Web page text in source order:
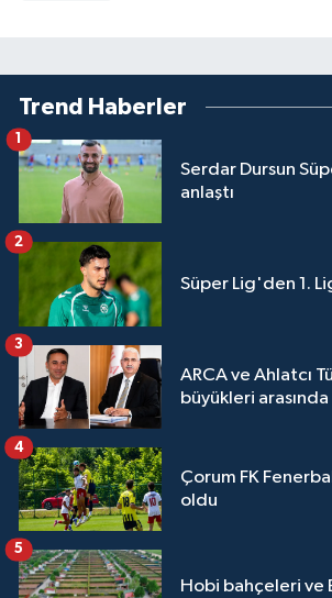
Trend Haberler
Serdar Dursun
anlaştı
1
Süper Lig'den 1.
2
ARCA ve Ahlatcı
büyükleri arasında
3
Çorum FK
oldu
4
Hobi bahçeleri ve
5